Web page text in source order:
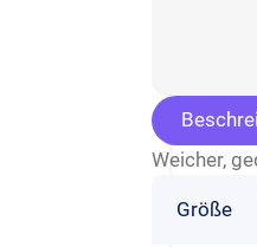
Weicher,
Größe